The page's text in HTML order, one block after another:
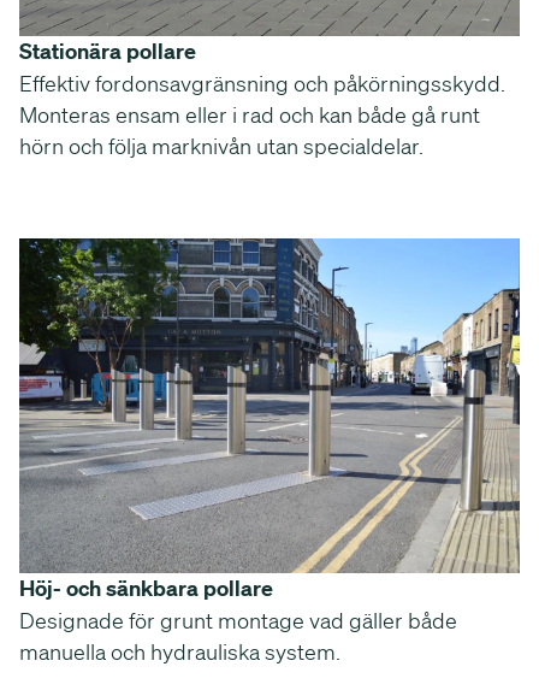
Stationära pollare
Effektiv fordonsavgränsning och påkörningsskydd.
Monteras ensam eller i rad och kan både gå runt
hörn och följa marknivån utan specialdelar.
Höj- och sänkbara pollare
Designade för grunt montage vad gäller både
manuella och hydrauliska system.